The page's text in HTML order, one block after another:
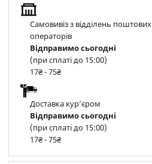
Самовивіз з відділень поштових
операторів
Відправимо сьогодні
(при сплаті до 15:00)
17₴ - 75₴
Доставка курʼєром
Відправимо сьогодні
(при сплаті до 15:00)
17₴ - 75₴